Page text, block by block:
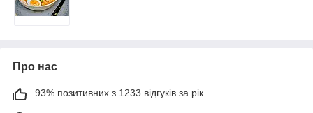
Про нас
93% позитивних з 1233 відгуків за рік